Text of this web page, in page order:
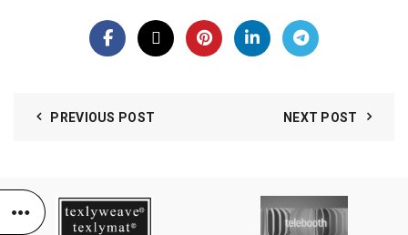
PREVIOUS POST NEXT POST